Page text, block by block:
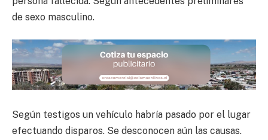
de sexo masculino.
Según testigos un vehículo habría pasado por el lugar
efectuando disparos. Se desconocen aún las causas.